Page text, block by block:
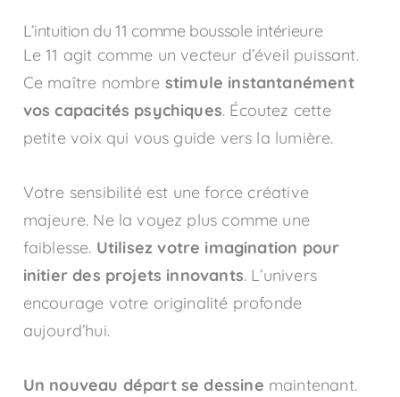
L’intuition du 11 comme boussole intérieure
Le 11 agit comme un vecteur d’éveil puissant.
Ce maître nombre stimule instantanément
vos capacités psychiques. Écoutez cette
petite voix qui vous guide vers la lumière.
Votre sensibilité est une force créative
majeure. Ne la voyez plus comme une
faiblesse. Utilisez votre imagination pour
initier des projets innovants. L’univers
encourage votre originalité profonde
aujourd’hui.
Un nouveau départ se dessine maintenant.